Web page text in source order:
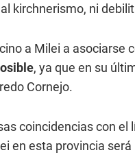
kirchnerismo, ni
a Milei a asociarse
, ya que en su
Cornejo.
coincidencias con
en esta provincia